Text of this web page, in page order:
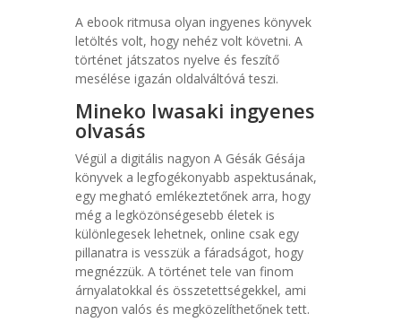
A ebook ritmusa olyan ingyenes könyvek
letöltés volt, hogy nehéz volt követni. A
történet játszatos nyelve és feszítő
mesélése igazán oldalváltóvá teszi.
Mineko Iwasaki ingyenes
olvasás
Végül a digitális nagyon A Gésák Gésája
könyvek a legfogékonyabb aspektusának,
egy megható emlékeztetőnek arra, hogy
még a legközönségesebb életek is
különlegesek lehetnek, online csak egy
pillanatra is vesszük a fáradságot, hogy
megnézzük. A történet tele van finom
árnyalatokkal és összetettségekkel, ami
nagyon valós és megközelíthetőnek tett.